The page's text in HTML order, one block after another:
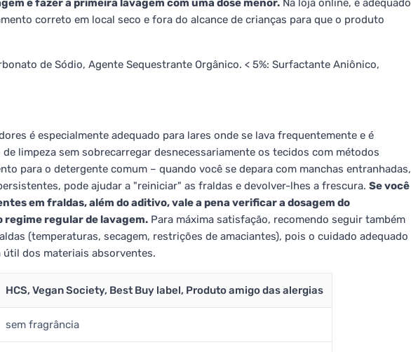
e fazer a primeira lavagem com uma dose menor. Na loja online, é adequado
correto em local seco e fora do alcance de crianças para que o produto
de Sódio, Agente Sequestrante Orgânico. < 5%: Surfactante Aniônico,
é especialmente adequado para lares onde se lava frequentemente e é
limpeza sem sobrecarregar desnecessariamente os tecidos com métodos
para o detergente comum – quando você se depara com manchas entranhadas,
pode ajudar a "reiniciar" as fraldas e devolver-lhes a frescura. Se você
em fraldas, além do aditivo, vale a pena verificar a dosagem do
regime regular de lavagem. Para máxima satisfação, recomendo seguir também
(temperaturas, secagem, restrições de amaciantes), pois o cuidado adequado
dos materiais absorventes.
HCS, Vegan Society, Best Buy label, Produto amigo das alergias
sem fragrância